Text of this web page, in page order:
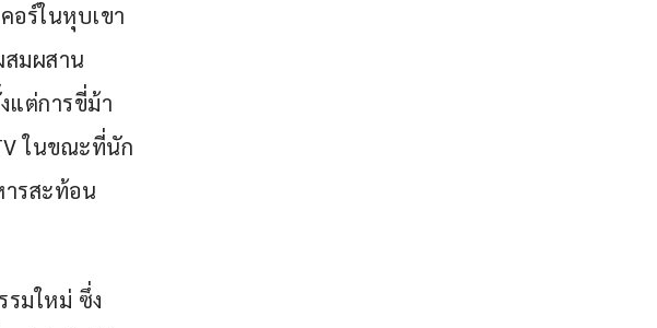
อร์ในหุบเขา
มผสาน
แต่การขี่ม้า
ในขณะที่นัก
ารสะท้อน
รมใหม่ ซึ่ง